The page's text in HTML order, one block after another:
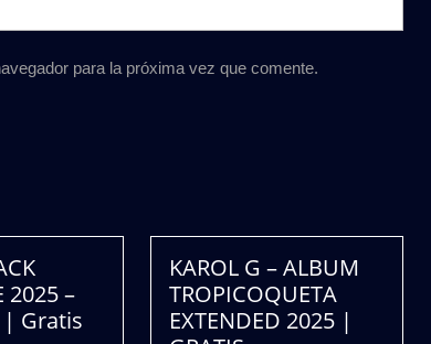
para la próxima vez que comente.
2025 –
| Gratis
KAROL G – ALBUM
TROPICOQUETA
EXTENDED 2025 |